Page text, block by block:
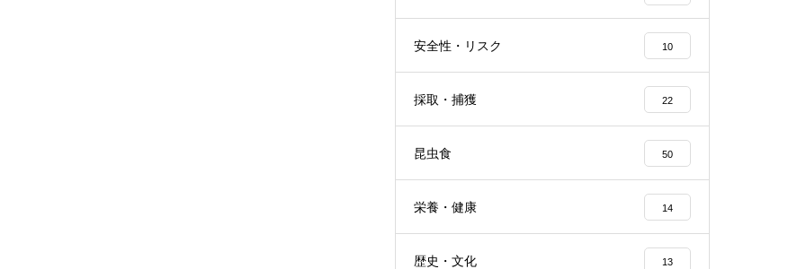
安全性・リスク 10
採取・捕獲 22
昆虫食 50
栄養・健康 14
歴史・文化 13